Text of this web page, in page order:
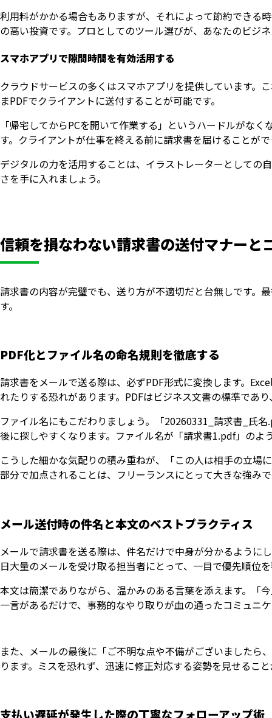
利用料がかかる場合もありますが、それによって節約できる
の高い投資です。プロとしてのツール選びが、あなたのビジ
スマホアプリで隙間時間を有効活用する
クラウドサービスの多くはスマホアプリを提供しています。
まPDFでクライアントに送付することが可能です。
「帰宅してからPCを開いて作業する」というハードルがな
す。クライアントが仕事を終える前に請求書を届けることが
デジタルの力を活用することは、イラストレーターとしての
さを手に入れましょう。
信頼を損なわない請求書の送付マナーと
請求書の内容が完璧でも、送り方が不適切だと台無しです。
す。
PDF化とファイル名の命名規則を徹底する
請求書をメールで送る際は、必ずPDF形式に変換します。
れたりする恐れがあります。PDFはビジネス文書の標準であ
ファイル名にもこだわりましょう。「20260331_請求書_氏
後に探しやすくなります。ファイル名が「請求書1.pdf」の
こうした細かな気配りの積み重ねが、「この人は相手の立場
部分で加点されることは、フリーランスにとって大きな強み
メール送付時の件名と本文のベストプラクティス
メールで請求書を送る際は、件名だけで中身が分かるように
日大量のメールを受け取る担当者にとって、一目で優先順位
本文は簡潔でありながら、温かみのある言葉を添えます。「
一言があるだけで、事務的なやり取りが血の通ったコミュニ
また、メールの最後に「ご不明な点や不備がございましたら
ります。ミスを恐れず、迅速に修正対応する姿勢を見せるこ
支払い遅延が発生した際の丁寧なフォローアップ術